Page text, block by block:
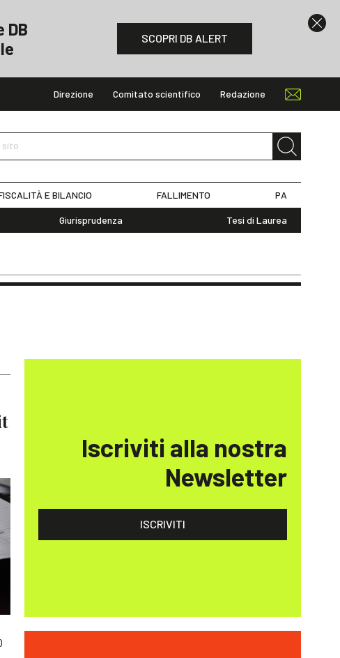
DB
SCOPRI DB ALERT
Direzione Comitato scientifico Redazione
sito
E BILANCIO FALLIMENTO PA
Giurisprudenza Tesi di Laurea
Iscriviti alla nostra
Newsletter
ISCRIVITI